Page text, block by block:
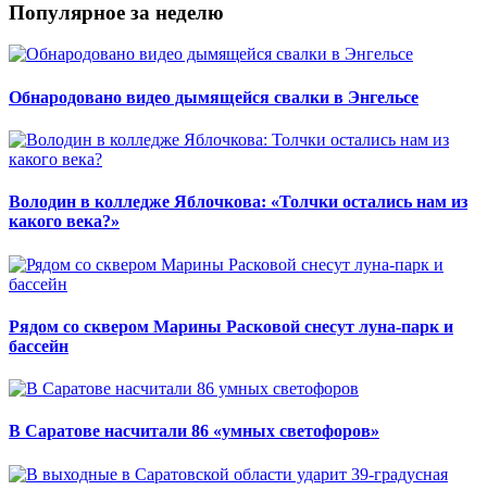
Популярное за неделю
Обнародовано видео дымящейся свалки в Энгельсе
Володин в колледже Яблочкова: «Толчки остались нам из
какого века?»
Рядом со сквером Марины Расковой снесут луна-парк и
бассейн
В Саратове насчитали 86 «умных светофоров»